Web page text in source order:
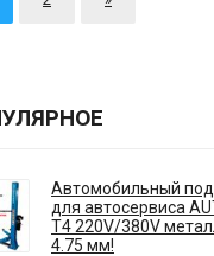
Автомобильный
для автосервиса
T4 220V/380V
4.75 мм!